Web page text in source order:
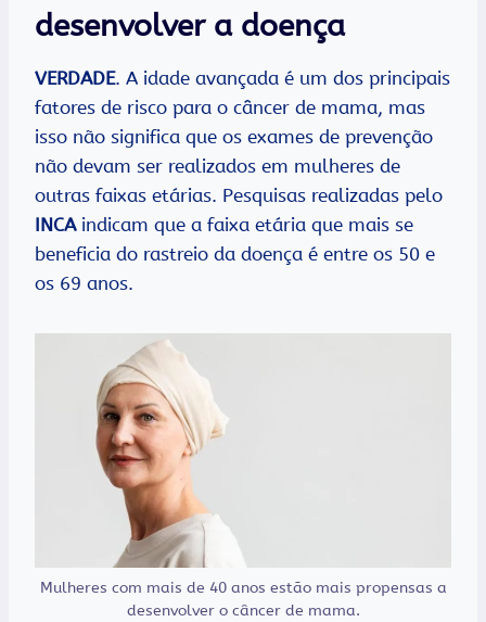
desenvolver a doença
VERDADE. A idade avançada é um dos principais
fatores de risco para o câncer de mama, mas
isso não significa que os exames de prevenção
não devam ser realizados em mulheres de
outras faixas etárias. Pesquisas realizadas pelo
INCA indicam que a faixa etária que mais se
beneficia do rastreio da doença é entre os 50 e
os 69 anos.
Mulheres com mais de 40 anos estão mais propensas a
desenvolver o câncer de mama.